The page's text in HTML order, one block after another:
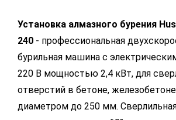
Установка алмазного бурения
240 - профессиональная
бурильная машина с
220 В мощностью 2,4 кВт, для
отверстий в бетоне,
диаметром до 250 мм.